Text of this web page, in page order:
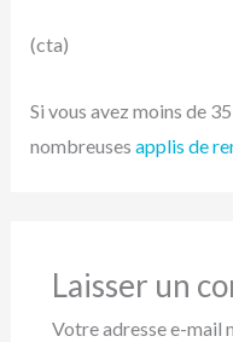
(cta)
Si vous avez moins de
nombreuses applis de
Laisser un
Votre adresse e-mail